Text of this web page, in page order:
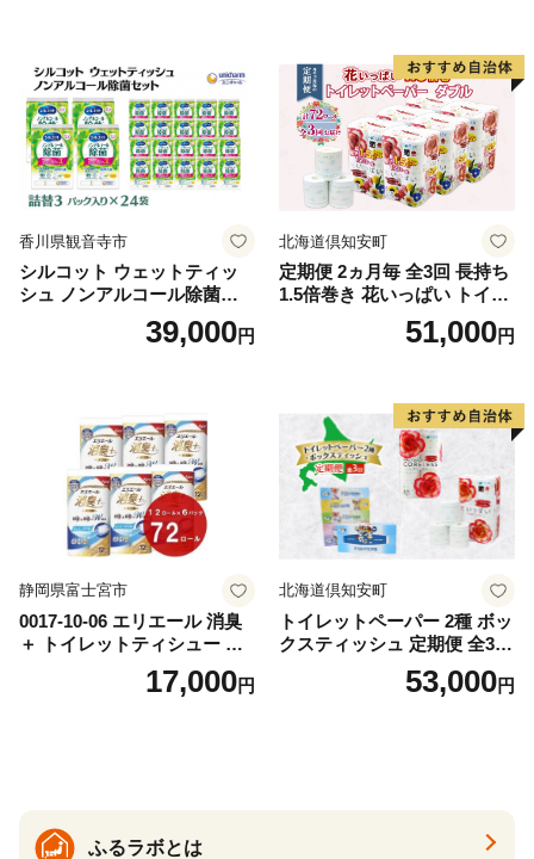
泡石鹸 石鹸 兵庫 兵庫県 小野
香川県観音寺市
シルコット ウェットティッ
シュ ノンアルコール除菌詰
替（43枚×3P）×24袋 日用品
おもちゃ 拭き取り 手拭き 外
39,000円
北海道倶知安町
定期便 2ヵ月毎 全3回 長持ち
1.5倍巻き 花いっぱい トイレ
ットペーパー ダブル 45ｍ 計
72ロール 全18種 花柄 プリン
ー 消耗品 備蓄 送料無料 北海
道 倶知安町 日用品
51,000円
静岡県富士宮市
0017-10-06 エリエール 消臭
＋ トイレットティシュー し
っかり香るフレッシュクリア
の香り ダブル 12ロール×6パ
17,000円
北海道倶知安町
トイレットペーパー 2種 ボッ
クスティッシュ 定期便 全3
回 日本製 まとめ買い 防災
常備品 日用雑貨 消耗品 生活
53,000円
ふるラボとは